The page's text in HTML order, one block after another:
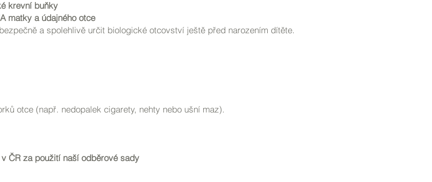
krevní buňky
matky a údajného otce
a spolehlivě určit biologické otcovství ještě před narozením dítěte.
otce (např. nedopalek cigarety, nehty nebo ušní maz).
ČR za použití naší odběrové sady